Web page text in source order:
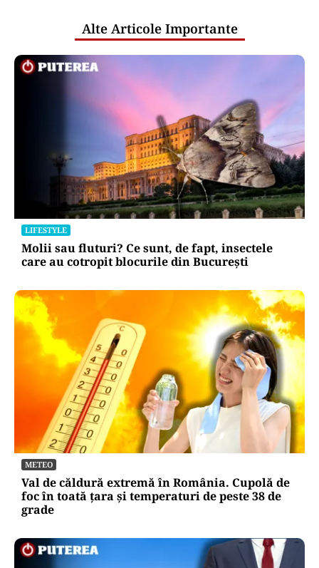
Alte Articole Importante
LIFESTYLE
Molii sau fluturi? Ce sunt, de fapt, insectele
care au cotropit blocurile din București
METEO
Val de căldură extremă în România. Cupolă de
foc în toată țara și temperaturi de peste 38 de
grade